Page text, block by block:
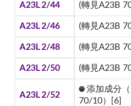
A23L 2/44 (轉見A23B
A23L 2/46 (轉見A23B
A23L 2/48 (轉見A23B
A23L 2/50 (轉見A23B
A23L 2/52
添加成分
70/10）[6]